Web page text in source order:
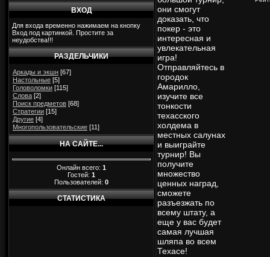
ВХОД
Для входа временно нажимаем на кнопку
Вход под картинкой. Простите за
неудобства!!!
РАЗДЕЛЬЧИКИ
Аркады и экшн [67]
Настольные [5]
Головоломки [115]
Слова [2]
Поиск предметов [68]
Стратегии [15]
Другие [4]
Многопользовательские [11]
НА САЙТЕ...
Онлайн всего: 1
Гостей: 1
Пользователей: 0
СТАТИСТИКА
они смогут
доказать, что
покер - это
интересная и
увлекательная
игра!
Отправляйтесь в
городок
Амарилло,
изучите все
тонкости
техасского
холдема в
местных салунах
и выиграйте
турнир! Вы
получите
множество
ценных наград,
сможете
разъезжать по
всему штату, а
еще у вас будет
самая лучшая
шляпа во всем
Техасе!